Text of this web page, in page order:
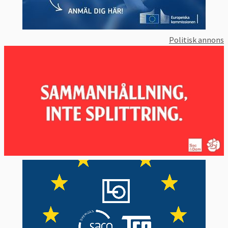
utträdesavtalet med Storbritannien. Den
liberale belgiske EU-parlamentarikern Guy
Verhofstadt är dess representant. I april
2017 röstade EU-parlamentet fram sina
Sammanfattat har parlamentet principen att
ett EU-medlemskap på alla områden måste
vara bättre än att inte vara med.
Sveriges linje är densamma som EU-linjen.
Sveriges regering och riksdag har liksom
övriga 26 EU-länder, Storbritannien
borträknat, ställt sig bakom det
förhandlingsmandat som EU:s
Politisk annons